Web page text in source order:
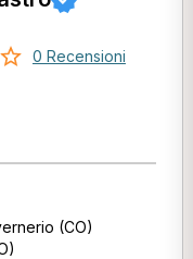
0 Recensioni
(CO)